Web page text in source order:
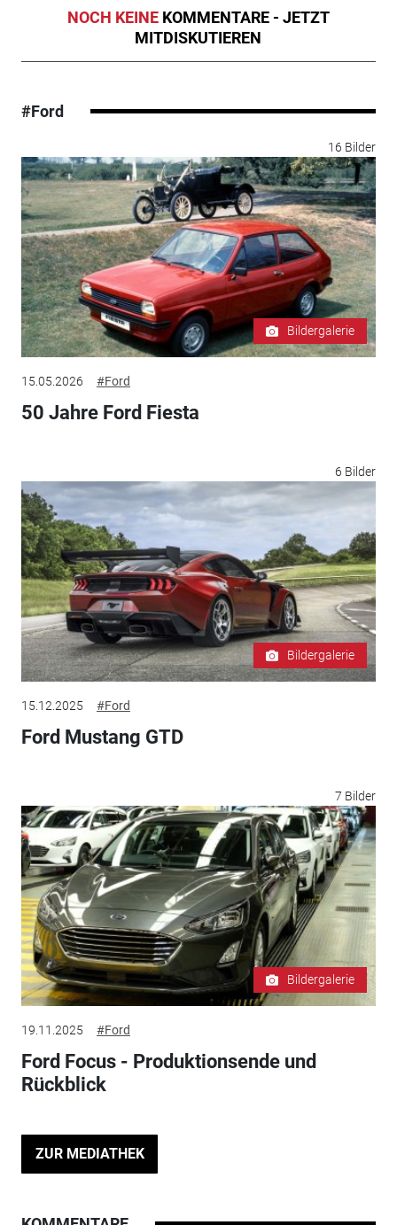
NOCH KEINE KOMMENTARE - JETZT
MITDISKUTIEREN
#Ford
16 Bilder
Bildergalerie
15.05.2026 #Ford
50 Jahre Ford Fiesta
6 Bilder
Bildergalerie
15.12.2025 #Ford
Ford Mustang GTD
7 Bilder
Bildergalerie
19.11.2025 #Ford
Ford Focus - Produktionsende und
Rückblick
ZUR MEDIATHEK